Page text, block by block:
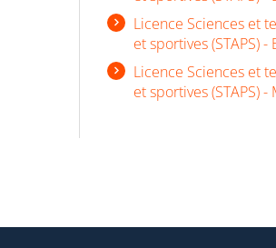
Licence Sciences et
et sportives (STAPS)
Licence Sciences et
et sportives (STAPS)